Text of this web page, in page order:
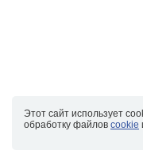
Этот сайт использует
обработку файлов cookie